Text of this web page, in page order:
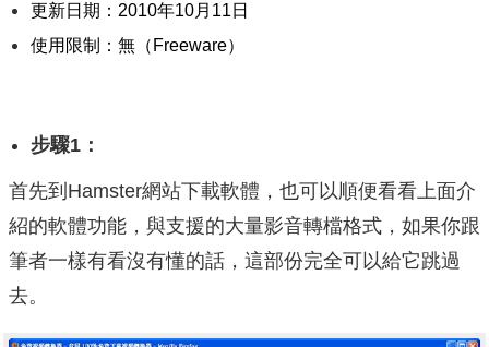
更新日期：2010年10月11日
使用限制：無（Freeware）
步驟1：
首先到Hamster網站下載軟體，也可以順便看看上面介
紹的軟體功能，與支援的大量影音轉檔格式，如果你跟
筆者一樣有看沒有懂的話，這部份完全可以給它跳過
去。